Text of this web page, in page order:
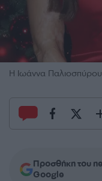
H Ιωάννα
Προσθήκη του
Google